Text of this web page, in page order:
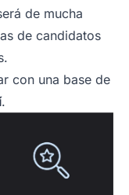
de mucha
de candidatos
con una base de
.